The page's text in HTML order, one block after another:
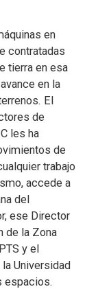
en
contratadas
tierra en esa
en la
El
de
les ha
de
trabajo
accede a
del
ese Director
de la Zona
y el
Universidad
espacios.